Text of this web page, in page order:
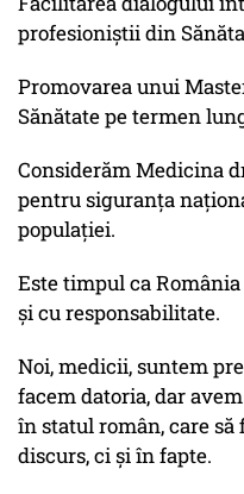
profesioniștii din
Promovarea unui
Sănătate pe termen
Considerăm Medicina
pentru siguranța
populației.
Este timpul ca
și cu responsabilitate.
Noi, medicii, suntem
facem datoria, dar
în statul român, care
discurs, ci și în fapte.